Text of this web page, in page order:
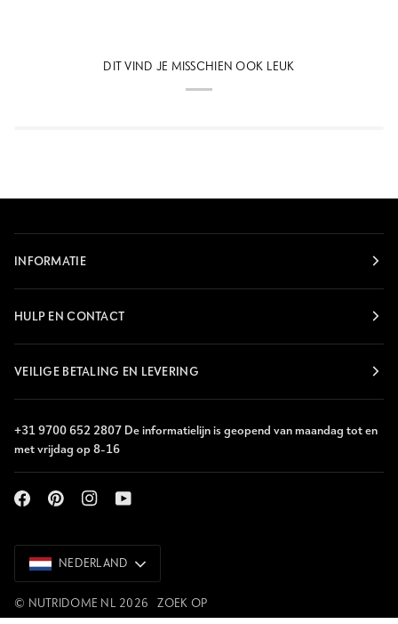
DIT VIND JE MISSCHIEN OOK LEUK
INFORMATIE
HULP EN CONTACT
VEILIGE BETALING EN LEVERING
+31 9700 652 2807 De informatielijn is geopend van maandag tot en
met vrijdag op 8-16
NEDERLAND
NEDERLAND
© NUTRIDOME NL 2026 ZOEK OP